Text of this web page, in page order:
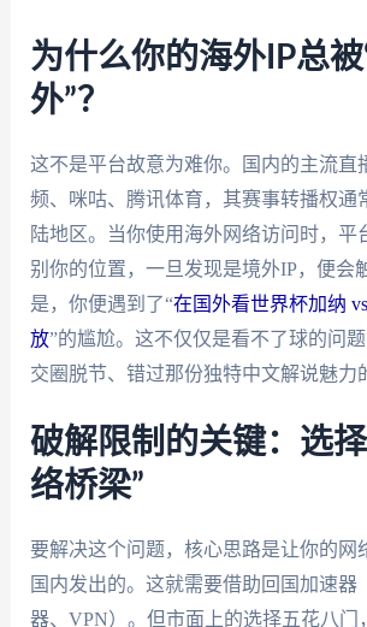
为什么你的海外IP总被
外”？
这不是平台故意为难你。国内的主流直
频、咪咕、腾讯体育，其赛事转播权通
陆地区。当你使用海外网络访问时，平
别你的位置，一旦发现是境外IP，便会
是，你便遇到了“在国外看世界杯加纳
放”的尴尬。这不仅仅是看不了球的问
交圈脱节、错过那份独特中文解说魅力
破解限制的关键：选
络桥梁”
要解决这个问题，核心思路是让你的网
国内发出的。这就需要借助回国加速器
器、VPN）。但市面上的选择五花八门